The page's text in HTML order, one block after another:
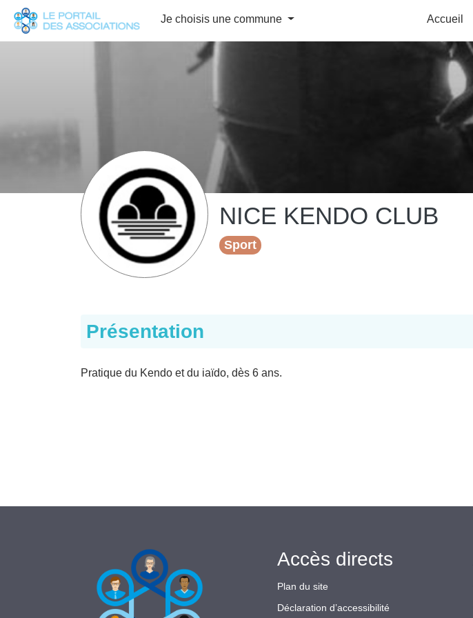
Je choisis une commune Accueil
NICE KENDO CLUB
Sport
Présentation
Pratique du Kendo et du iaïdo, dès 6 ans.
Accès directs
Plan du site
Déclaration d’accessibilité
Panneau de gestion des cookies